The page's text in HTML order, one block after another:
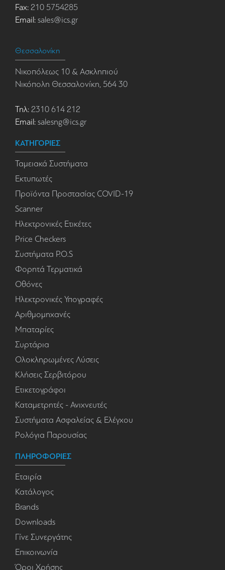
Fax: 210 5754285
Email: sales@ics.gr
Θεσσαλονίκη
Νικοπόλεως 10 & Ασκληπιού
Νικόπολη Θεσσαλονίκη, 564 30
Τηλ: 2310 614 212
Email: salesng@ics.gr
ΚΑΤΗΓΟΡΙΕΣ
Ταμειακά Συστήματα
Εκτυπωτές
Προϊόντα Προστασίας COVID-19
Scanner
Ηλεκτρονικές Ετικέτες
Price Checkers
Συστήματα P.O.S
Φορητά Τερματικά
Οθόνες
Ηλεκτρονικές Υπογραφές
Αριθμομηχανές
Μπαταρίες
Συρτάρια
Ολοκληρωμένες Λύσεις
Κλήσεις Σερβιτόρου
Ετικετογράφοι
Καταμετρητές - Ανιχνευτές
Συστήματα Ασφαλείας & Ελέγχου
Ρολόγια Παρουσίας
ΠΛΗΡΟΦΟΡΙΕΣ
Εταιρία
Κατάλογος
Brands
Downloads
Γίνε Συνεργάτης
Επικοινωνία
Όροι Χρήσης